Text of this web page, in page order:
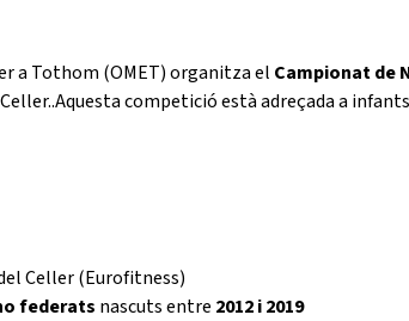
a Tothom (OMET) organitza el Campionat de
competició està adreçada a
Celler (Eurofitness)
federats nascuts entre 2012 i 2019